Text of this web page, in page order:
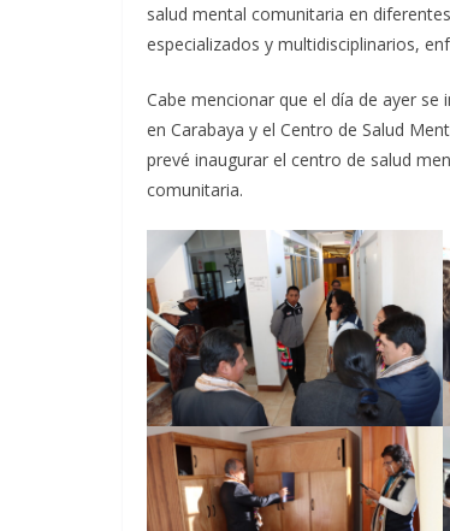
salud mental comunitaria en
especializados y multidisciplinarios,
Cabe mencionar que el día de ayer se
en Carabaya y el Centro de Salud
prevé inaugurar el centro de salud
comunitaria.